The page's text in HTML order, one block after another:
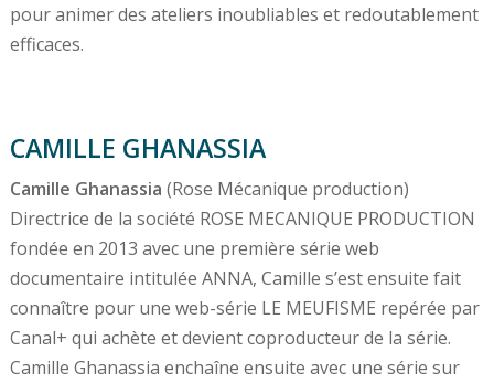
pour animer des ateliers inoubliables et redoutablement
efficaces.
CAMILLE GHANASSIA
Camille Ghanassia (Rose Mécanique production)
Directrice de la société ROSE MECANIQUE PRODUCTION
fondée en 2013 avec une première série web
documentaire intitulée ANNA, Camille s’est ensuite fait
connaître pour une web-série LE MEUFISME repérée par
Canal+ qui achète et devient coproducteur de la série.
Camille Ghanassia enchaîne ensuite avec une série sur